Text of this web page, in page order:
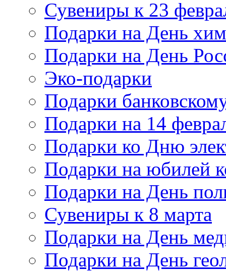
Сувениры к 23
Подарки на День
Подарки на День
Эко-подарки
Подарки
Подарки на 14
Подарки ко Дню
Подарки на юбилей
Подарки на День
Сувениры к 8 марта
Подарки на День
Подарки на День